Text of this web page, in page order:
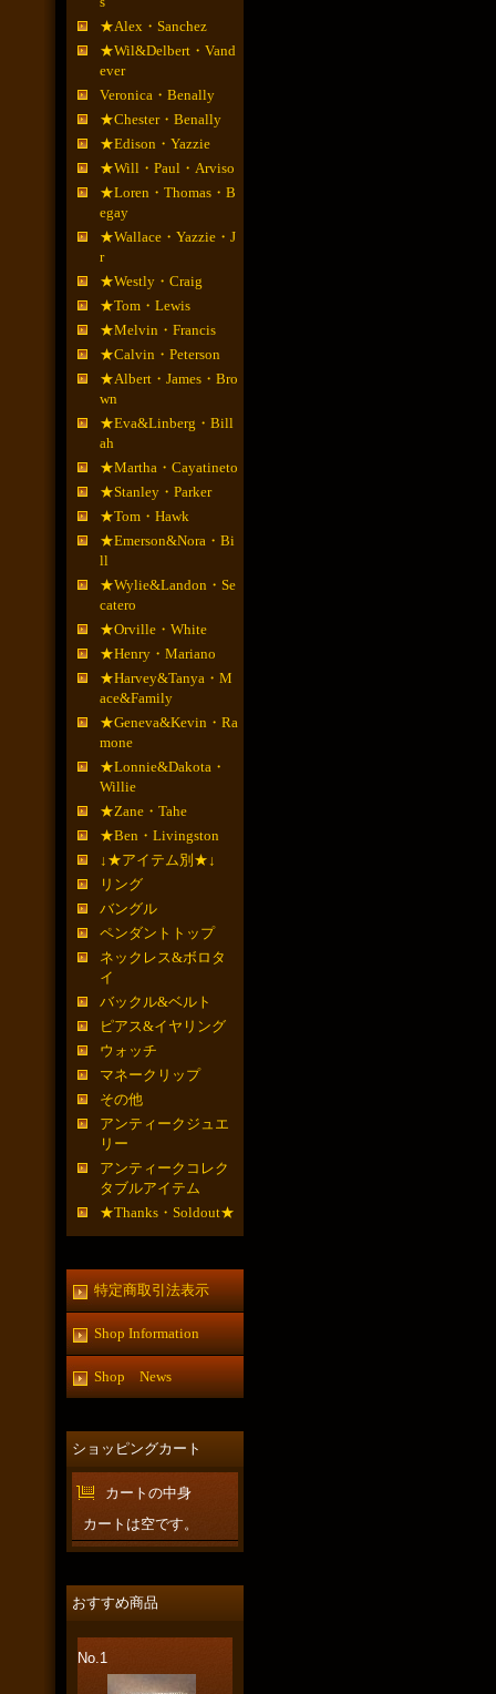
★Alex・Sanchez
★Wil&Delbert・Vand
ever
Veronica・Benally
★Chester・Benally
★Edison・Yazzie
★Will・Paul・Arviso
★Loren・Thomas・B
egay
★Wallace・Yazzie・J
r
★Westly・Craig
★Tom・Lewis
★Melvin・Francis
★Calvin・Peterson
★Albert・James・Bro
wn
★Eva&Linberg・Bill
ah
★Martha・Cayatineto
★Stanley・Parker
★Tom・Hawk
★Emerson&Nora・Bi
ll
★Wylie&Landon・Se
catero
★Orville・White
★Henry・Mariano
★Harvey&Tanya・M
ace&Family
★Geneva&Kevin・Ra
mone
★Lonnie&Dakota・
Willie
★Zane・Tahe
★Ben・Livingston
↓★アイテム別★↓
リング
バングル
ペンダントトップ
ネックレス&ボロタ
イ
バックル&ベルト
ピアス&イヤリング
ウォッチ
マネークリップ
その他
アンティークジュエ
リー
アンティークコレク
タブルアイテム
★Thanks・Soldout★
特定商取引法表示
Shop Information
Shop News
ショッピングカート
カートの中身
カートは空です。
おすすめ商品
No.1